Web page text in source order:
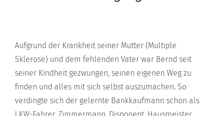
Aufgrund der Krankheit seiner Mutter (Multiple
Sklerose) und dem fehlenden Vater war Bernd seit
seiner Kindheit gezwungen, seinen eigenen Weg zu
finden und alles mit sich selbst auszumachen. So
verdingte sich der gelernte Bankkaufmann schon als
LKW-Fahrer, Zimmermann, Disponent, Hausmeister,